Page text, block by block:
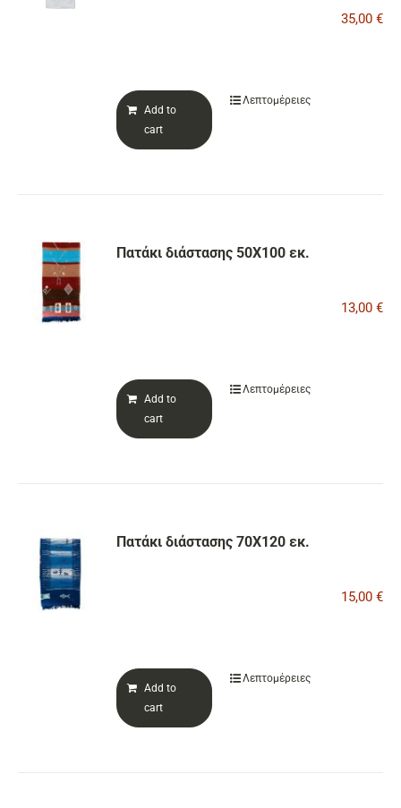
35,00 €
Add to
cart
Λεπτομέρειες
Πατάκι διάστασης 50Χ100 εκ.
13,00 €
Add to
cart
Λεπτομέρειες
Πατάκι διάστασης 70Χ120 εκ.
15,00 €
Add to
cart
Λεπτομέρειες